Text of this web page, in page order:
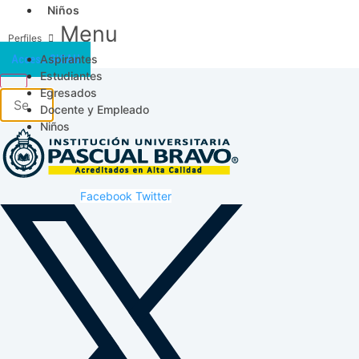
Niños
Menu
Aspirantes
Estudiantes
Egresados
Docente y Empleado
Niños
Acceso SICAU
Facebook Twitter